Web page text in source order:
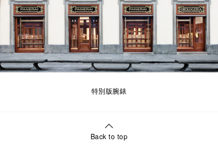
特別版腕錶
Back to top